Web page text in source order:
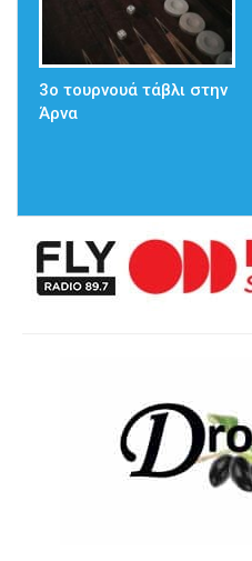
3ο τουρνουά τάβλι στην
Άρνα